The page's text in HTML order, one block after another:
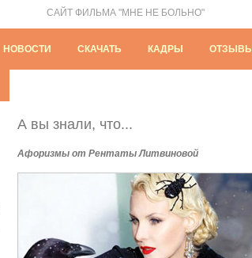
САЙТ ФИЛЬМА "МНЕ НЕ БОЛЬНО"
НОВОСТИ СКАЧАТЬ КАДРЫ ОТЗЫВЫ
А вы знали, что...
Афоризмы от Рентаты Литвиновой